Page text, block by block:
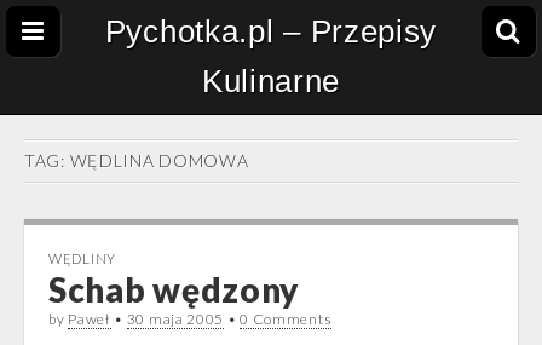
Pychotka.pl – Przepisy
Kulinarne
TAG: WĘDLINA DOMOWA
WĘDLINY
Schab wędzony
by Paweł • 30 maja 2005 •0 Comments